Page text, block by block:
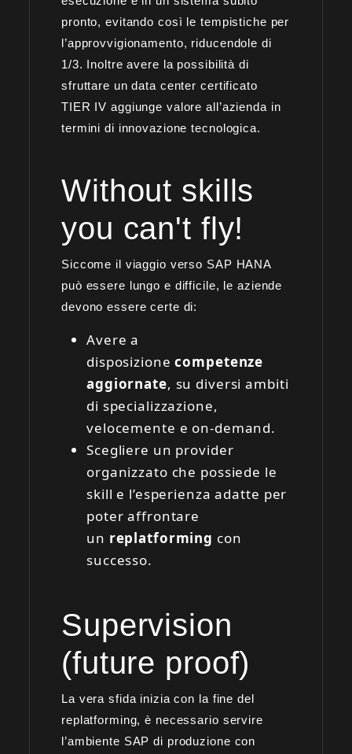
pronto, evitando così le tempistiche per
l’approvvigionamento, riducendole di
1/3. Inoltre avere la possibilità di
sfruttare un data center certificato
TIER IV aggiunge valore all’azienda in
termini di innovazione tecnologica.
Without skills
you can't fly!
Siccome il viaggio verso SAP HANA
può essere lungo e difficile, le aziende
devono essere certe di:
Avere a
disposizionecompetenze
aggiornate, su diversi ambiti
di specializzazione,
velocemente e on-demand.
Scegliere un provider
organizzato che possiede le
skill e l’esperienza adatte per
poter affrontare
un replatforming con
successo.
Supervision
(future proof)
La vera sfida inizia con la fine del
replatforming, è necessario servire
l’ambiente SAP di produzione con